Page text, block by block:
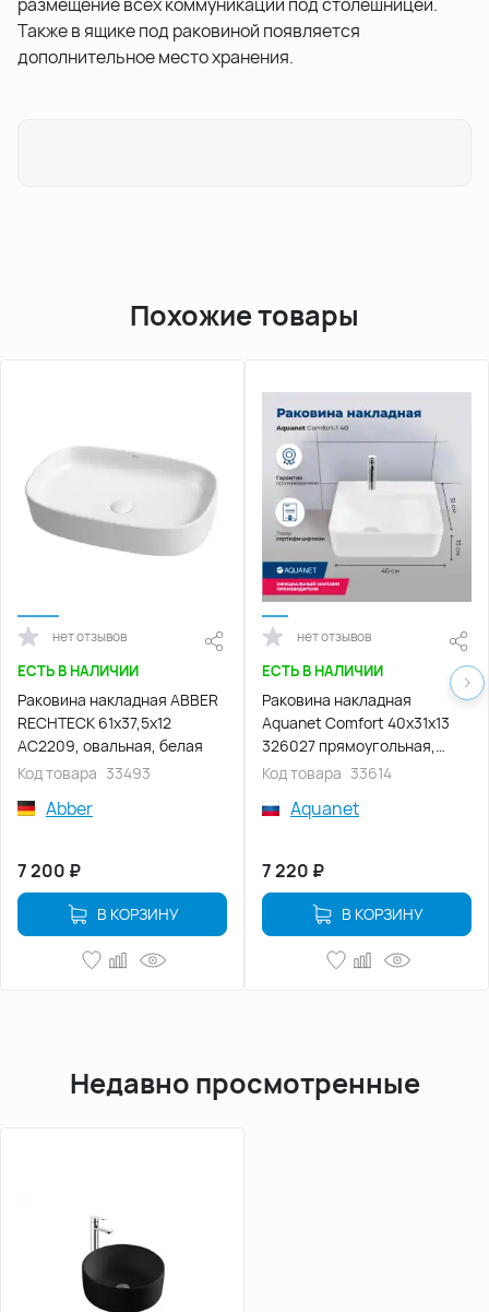
Также в ящике под раковиной появляется
дополнительное место хранения.
Похожие товары
нет отзывов
ЕСТЬ В НАЛИЧИИ
Раковина накладная ABBER
RECHTECK 61х37,5х12
AC2209, овальная, белая
Код товара 33493
Abber
7 200 ₽
В КОРЗИНУ
нет отзывов
ЕСТЬ В НАЛИЧИИ
Раковина накладная
Aquanet Comfort 40х31х13
326027 прямоугольная,
Белая глянцевая
Код товара 33614
Aquanet
7 220 ₽
В КОРЗИНУ
Недавно просмотренные